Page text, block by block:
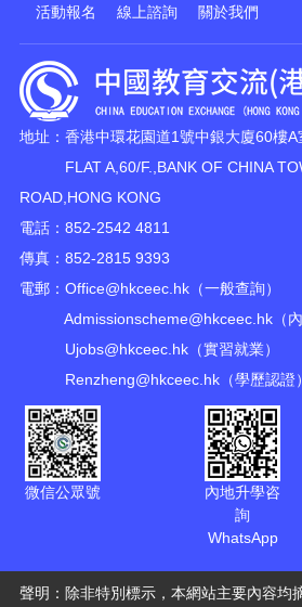
活動報名
線上諮詢 關於我們
地址：香港中環花園道1號中銀大廈60樓A
FLAT A,60/F.,BANK OF CHINA
ROAD,HONG KONG
電話：852-2542 4811
傳真：852-2815 9393
電郵： Office@hkceec.hk（一般查詢）
Admissionscheme@hkceec.hk（
Ujobs@hkceec.hk（實習就業）
Renzheng@hkceec.hk（學歷認證）
微信公眾號
內地升學咨
詢
WhatsApp
聲明：除非特別標示，本網站主要內容均